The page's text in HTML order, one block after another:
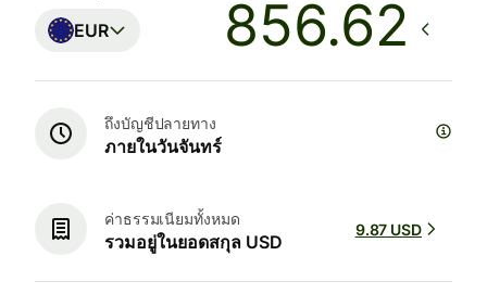
EUR
ถึงบัญชีปลายทาง
ภายในวันจันทร์
ค่าธรรมเนียมทั้งหมด
รวมอยู่ในยอดสกุล USD
9.87 USD